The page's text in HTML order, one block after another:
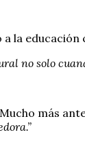
a la
no solo
más